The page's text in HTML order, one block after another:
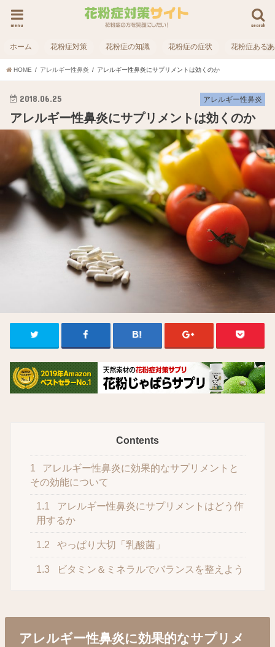
search
menu
ホーム 花粉症対策 花粉症の知識 花粉症の症状 花粉症ある
HOME アレルギー性鼻炎 アレルギー性鼻炎にサプリメントは効くのか
アレルギー性鼻炎
2018.06.25
アレルギー性鼻炎にサプリメントは効くのか
Contents
1
アレルギー性鼻炎に効果的なサプリメントと
その効能について
1.1
アレルギー性鼻炎にサプリメントはどう作
用するか
1.2 やっぱり大切「乳酸菌」
1.3 ビタミン＆ミネラルでバランスを整えよう
アレルギー性鼻炎に効果的なサプリメ